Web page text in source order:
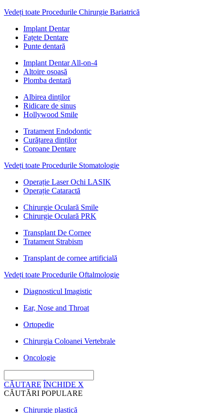
Vedeți toate Procedurile Chirurgie Bariatrică
Implant Dentar
Fațete Dentare
Punte dentară
Implant Dentar All-on-4
Altoire osoasă
Plomba dentară
Albirea dinților
Ridicare de sinus
Hollywood Smile
Tratament Endodontic
Curățarea dinților
Coroane Dentare
Vedeți toate Procedurile Stomatologie
Operație Laser Ochi LASIK
Operație Cataractă
Chirurgie Oculară Smile
Chirurgie Oculară PRK
Transplant De Cornee
Tratament Strabism
Transplant de cornee artificială
Vedeți toate Procedurile Oftalmologie
Diagnosticul Imagistic
Ear, Nose and Throat
Ortopedie
Chirurgia Coloanei Vertebrale
Oncologie
CĂUTARE ÎNCHIDE X
CĂUTĂRI POPULARE
Chirurgie plastică